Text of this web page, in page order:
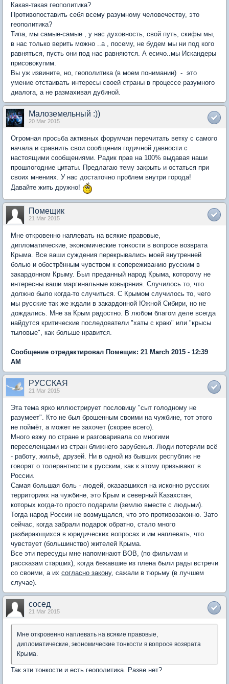
Какая-такая геополитика?
Противопоставить себя всему разумному человечеству, это
геополитика?
Типа, мы самые-самые , у нас духовность, свой путь, скифы мы,
в нас только верить можно ..а , посему, не будем мы ни под кого
равняться, пусть они под нас равняются. А есичо..мы Искандеры
присовокупим.
Вы уж извините, но, геополитика (в моем понимании) - это
умение отстаивать интересы своей страны в процессе разумного
диалога, а не размахивая дубиной.
Малоземельный :))
20 Mar 2015
Огромная просьба активных форумчан перечитать ветку с самого
начала и сравнить свои сообщения годичной давности с
настоящими сообщениями. Радик прав на 100% выдавая наши
прошлогодние цитаты. Предлагаю тему закрыть и остаться при
своих мнениях. У нас достаточно проблем внутри города!
Давайте жить дружно!
Помещик
21 Mar 2015
Мне откровенно наплевать на всякие правовые,
дипломатические, экономические тонкости в вопросе возврата
Крыма. Все ваши суждения перекрывались моей внутренней
болью и обострённым чувством к сопереживанию русским в
закардонном Крыму. Был преданный народ Крыма, которому не
интересны ваши маргинальные ковыряния. Случилось то, что
должно было когда-то случиться. С Крымом случилось то, чего
мы русские так же ждали в закардонной Южной Сибири, но не
дождались. Мне за Крым радостно. В любом благом деле всегда
найдутся критические последователи "хаты с краю" или "крысы
тыловые", как больше нравится.
Сообщение отредактировал Помещик: 21 March 2015 - 12:39
AM
РУССКАЯ
21 Mar 2015
Эта тема ярко иллюстрирует пословицу "сыт голодному не
разумеет". Кто не был брошенным своими на чужбине, тот этого
не поймёт, а может не захочет (скорее всего).
Много езжу по стране и разговаривала со многими
переселенцами из стран ближнего зарубежья. Люди потеряли всё
- работу, жильё, друзей. Ни в одной из бывших республик не
говорят о толерантности к русским, как к этому призывают в
России.
Самая большая боль - людей, оказавшихся на исконно русских
территориях на чужбине, это Крым и северный Казахстан,
которых когда-то просто подарили (землю вместе с людьми).
Тогда народ России не возмущался, что это противозаконно. Зато
сейчас, когда забрали подарок обратно, стало много
разбирающихся в юридических вопросах и им наплевать, что
чувствует (большинство) жителей Крыма.
Все эти пересуды мне напоминают ВОВ, (по фильмам и
рассказам старших), когда бежавшие из плена были рады встречи
со своими, а их согласно закону, сажали в тюрьму (в лучшем
случае).
сосед
21 Mar 2015
Мне откровенно наплевать на всякие правовые,
дипломатические, экономические тонкости в вопросе возврата
Крыма.
Так эти тонкости и есть геополитика. Разве нет?